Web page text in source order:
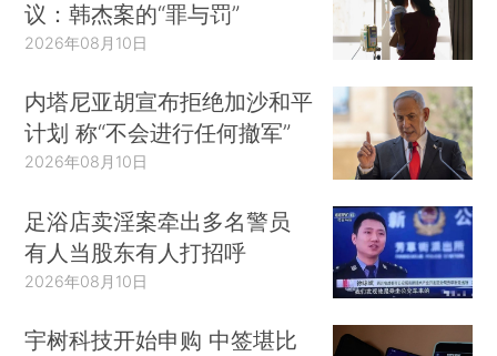
议：韩杰案的“罪与罚”
2026年08月10日
内塔尼亚胡宣布拒绝加沙和平
计划 称“不会进行任何撤军”
2026年08月10日
足浴店卖淫案牵出多名警员
有人当股东有人打招呼
2026年08月10日
宇树科技开始申购 中签堪比